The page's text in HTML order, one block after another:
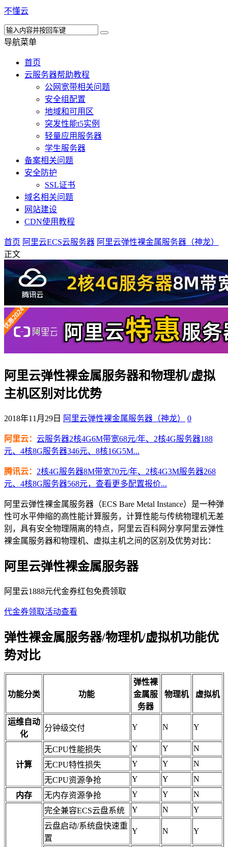
不懂云
导航菜单
首页
云服务器帮助教程
公网宽带相关问题
安全组配置
地域和可用区
突发性能t5实例
轻量应用服务器
学生服务器
备案相关问题
安全防护
SSL证书
域名相关问题
网站建设
CDN使用教程
首页 阿里云ECS云服务器 阿里云弹性裸金属服务器（神龙）
正文
阿里云弹性裸金属服务器和物理机/虚拟
主机区别对比优势
2018年11月29日 阿里云弹性裸金属服务器（神龙） 0
阿里云： 云服务器2核4G6M带宽68元/年、2核4G服务器188
元、4核8G服务器346元、8核16G5M...
腾讯云： 2核4G服务器8M带宽70元/年、2核4G3M服务器268
元、4核8G服务器568元，查看更多配置报价...
阿里云弹性裸金属服务器（ECS Bare Metal Instance）是一种弹
性可水平伸缩的高性能计算服务，计算性能与传统物理机无差
别，具有安全物理隔离的特点，阿里云百科网分享阿里云弹性
裸金属服务器和物理机、虚拟主机之间的区别及优势对比：
阿里云弹性裸金属服务器
阿里云1888元代金券红包免费领取
代金券领取活动查看
弹性裸金属服务器/物理机/虚拟机功能优
势对比
功能分类 功能
弹性裸
金属服
务器
物理机 虚拟机
运维自动
化
分钟级交付 Y N Y
计算
无CPU性能损失 Y Y
N
无CPU特性损失
Y Y
N
无CPU资源争抢
Y Y
N
内存
无内存资源争抢 Y Y N
完全兼容ECS云盘系统 Y N
Y
云盘启动/系统盘快速重
置
Y N Y